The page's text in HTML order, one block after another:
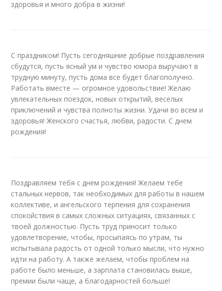
здоровья и много добра в жизни!
С праздником! Пусть сегодняшние добрые поздравления
сбудутся, пусть ясный ум и чувство юмора выручают в
трудную минуту, пусть дома все будет благополучно.
Работать вместе — огромное удовольствие! Желаю
увлекательных поездок, новых открытий, веселых
приключений и чувства полноты жизни. Удачи во всем и
здоровья! Женского счастья, любви, радости. С днем
рождения!
Поздравляем тебя с днем рождения! Желаем тебе
стальных нервов, так необходимых для работы в нашем
коллективе, и ангельского терпения для сохранения
спокойствия в самых сложных ситуациях, связанных с
твоей должностью. Пусть труд приносит только
удовлетворение, чтобы, просыпаясь по утрам, ты
испытывала радость от одной только мысли, что нужно
идти на работу. А также желаем, чтобы проблем на
работе было меньше, а зарплата становилась выше,
премии были чаще, а благодарностей больше!